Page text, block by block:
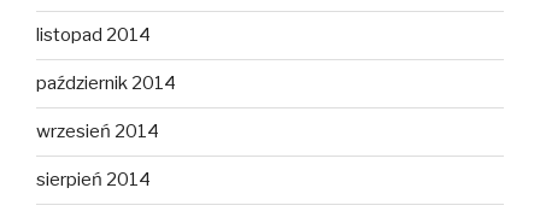
listopad 2014
październik 2014
wrzesień 2014
sierpień 2014